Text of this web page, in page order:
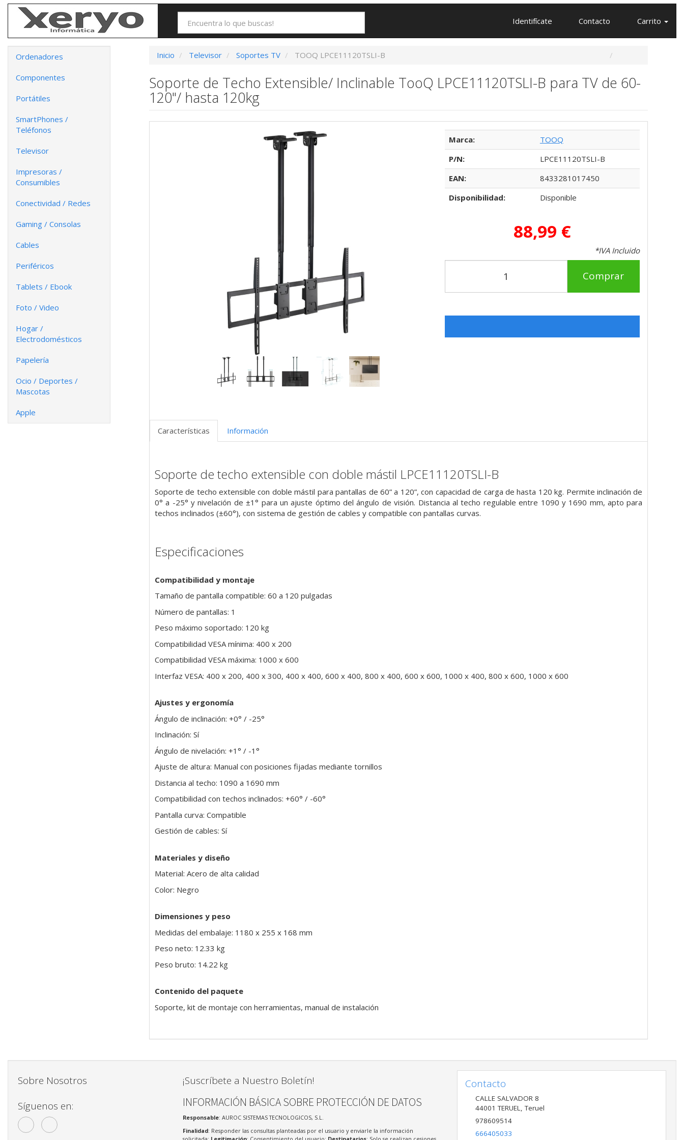
Identifícate Contacto Carrito
Ordenadores
Componentes
Portátiles
SmartPhones /
Teléfonos
Televisor
Impresoras /
Consumibles
Conectividad / Redes
Gaming / Consolas
Cables
Periféricos
Tablets / Ebook
Foto / Video
Hogar /
Electrodomésticos
Papelería
Ocio / Deportes /
Mascotas
Apple
Inicio Televisor Soportes TV TOOQ LPCE11120TSLI-B
Soporte de Techo Extensible/ Inclinable TooQ LPCE11120TSLI-B para TV de 60-
120"/ hasta 120kg
Marca:
TOOQ
P/N:
LPCE11120TSLI-B
EAN:
8433281017450
Disponibilidad:
Disponible
88,99 €
*IVA Incluido
Comprar
Características Información
Soporte de techo extensible con doble mástil LPCE11120TSLI-B
Soporte de techo extensible con doble mástil para pantallas de 60” a 120”, con capacidad de carga de hasta 120 kg. Permite inclinación de
0° a -25° y nivelación de ±1° para un ajuste óptimo del ángulo de visión. Distancia al techo regulable entre 1090 y 1690 mm, apto para
techos inclinados (±60°), con sistema de gestión de cables y compatible con pantallas curvas.
Especificaciones
Compatibilidad y montaje
Tamaño de pantalla compatible: 60 a 120 pulgadas
Número de pantallas: 1
Peso máximo soportado: 120 kg
Compatibilidad VESA mínima: 400 x 200
Compatibilidad VESA máxima: 1000 x 600
Interfaz VESA: 400 x 200, 400 x 300, 400 x 400, 600 x 400, 800 x 400, 600 x 600, 1000 x 400, 800 x 600, 1000 x 600
Ajustes y ergonomía
Ángulo de inclinación: +0° / -25°
Inclinación: Sí
Ángulo de nivelación: +1° / -1°
Ajuste de altura: Manual con posiciones fijadas mediante tornillos
Distancia al techo: 1090 a 1690 mm
Compatibilidad con techos inclinados: +60° / -60°
Pantalla curva: Compatible
Gestión de cables: Sí
Materiales y diseño
Material: Acero de alta calidad
Color: Negro
Dimensiones y peso
Medidas del embalaje: 1180 x 255 x 168 mm
Peso neto: 12.33 kg
Peso bruto: 14.22 kg
Contenido del paquete
Soporte, kit de montaje con herramientas, manual de instalación
Sobre Nosotros
Síguenos en:
¡Suscríbete a Nuestro Boletín!
INFORMACIÓN BÁSICA SOBRE PROTECCIÓN DE DATOS
Responsable: AUROC SISTEMAS TECNOLOGICOS, S.L.
Finalidad: Responder las consultas planteadas por el usuario y enviarle la información
Contacto
CALLE SALVADOR 8
44001 TERUEL,Teruel
978609514
666405033